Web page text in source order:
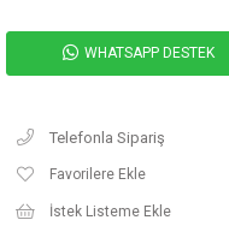
WHATSAPP DESTEK
Telefonla Sipariş
Favorilere Ekle
İstek Listeme Ekle